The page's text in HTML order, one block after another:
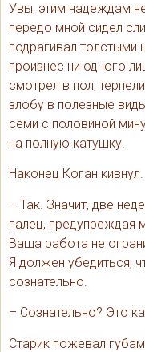
Увы, этим надеждам
передо мной сидел
подрагивал
произнес ни одного
смотрел в пол,
злобу в полезные
семи с половиной
на полную катушку.
Наконец Коган кивнул.
– Так. Значит, две
палец,
Ваша работа не
Я должен убедиться,
сознательно.
– Сознательно? Это
Старик пожевал